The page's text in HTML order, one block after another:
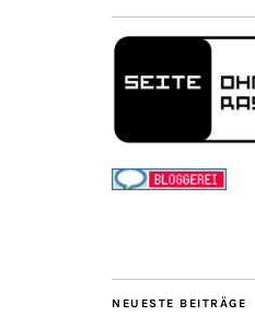
NEUESTE BEITRÄGE